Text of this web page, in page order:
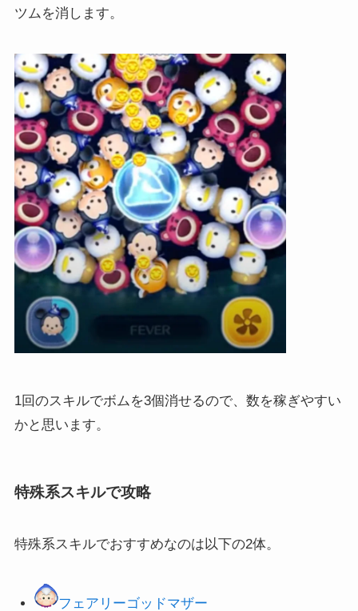
ツムを消します。
1回のスキルでボムを3個消せるので、数を稼ぎやすい
かと思います。
特殊系スキルで攻略
特殊系スキルでおすすめなのは以下の2体。
フェアリーゴッドマザー